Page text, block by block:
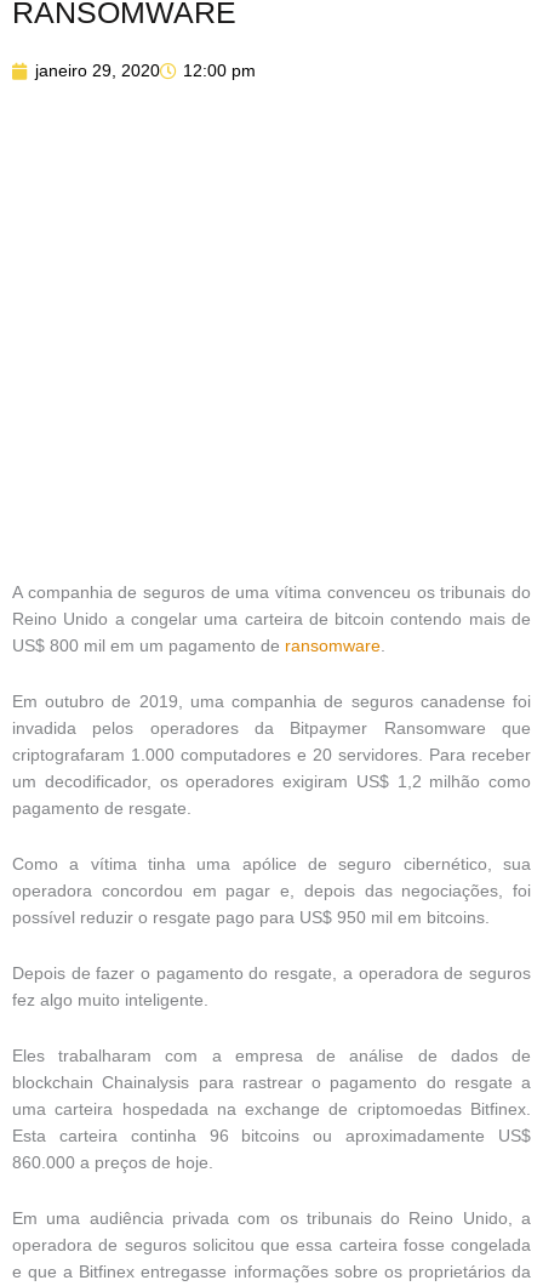
RANSOMWARE
janeiro 29, 2020 12:00 pm
A companhia de seguros de uma vítima convenceu os tribunais do
Reino Unido a congelar uma carteira de bitcoin contendo mais de
US$ 800 mil em um pagamento de ransomware.
Em outubro de 2019, uma companhia de seguros canadense foi
invadida pelos operadores da Bitpaymer Ransomware que
criptografaram 1.000 computadores e 20 servidores. Para receber
um decodificador, os operadores exigiram US$ 1,2 milhão como
pagamento de resgate.
Como a vítima tinha uma apólice de seguro cibernético, sua
operadora concordou em pagar e, depois das negociações, foi
possível reduzir o resgate pago para US$ 950 mil em bitcoins.
Depois de fazer o pagamento do resgate, a operadora de seguros
fez algo muito inteligente.
Eles trabalharam com a empresa de análise de dados de
blockchain Chainalysis para rastrear o pagamento do resgate a
uma carteira hospedada na exchange de criptomoedas Bitfinex.
Esta carteira continha 96 bitcoins ou aproximadamente US$
860.000 a preços de hoje.
Em uma audiência privada com os tribunais do Reino Unido, a
operadora de seguros solicitou que essa carteira fosse congelada
e que a Bitfinex entregasse informações sobre os proprietários da